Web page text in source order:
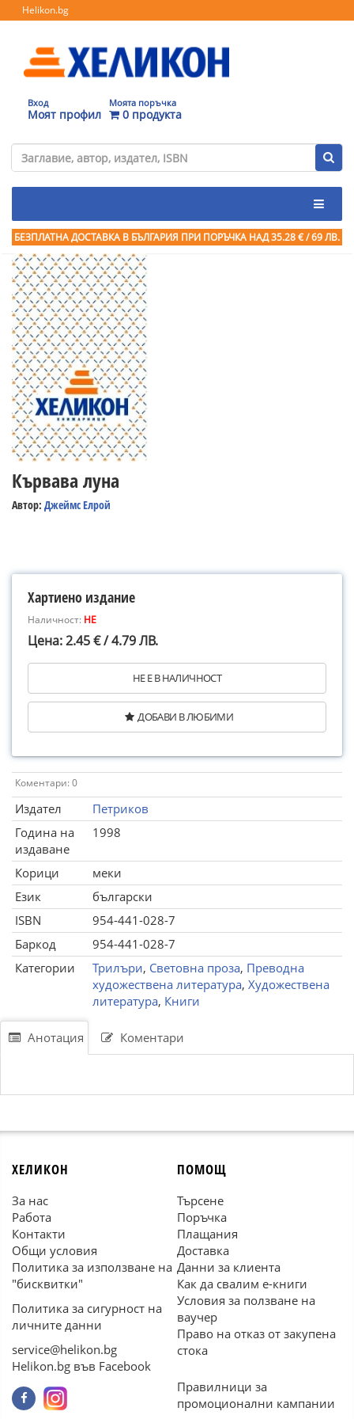
Helikon.bg
Вход
Моят профил
Моята поръчка
0 продукта
БЕЗПЛАТНА ДОСТАВКА В БЪЛГАРИЯ ПРИ ПОРЪЧКА НАД 35.28 € / 69 ЛВ.
Кървава луна
Автор: Джеймс Елрой
Хартиено издание
Наличност: НЕ
Цена: 2.45 € / 4.79 ЛВ.
НЕ Е В НАЛИЧНОСТ
ДОБАВИ В ЛЮБИМИ
Коментари: 0
Издател
Петриков
Година на
издаване
1998
Корици
меки
Език
български
ISBN
954-441-028-7
Баркод
954-441-028-7
Категории
Трилъри, Световна проза, Преводна
художествена литература, Художествена
литература, Книги
Анотация Коментари
ХЕЛИКОН
За нас
Работа
Контакти
Общи условия
Политика за използване на
"бисквитки"
Политика за сигурност на
личните данни
service@helikon.bg
Helikon.bg във Facebook
ПОМОЩ
Търсене
Поръчка
Плащания
Доставка
Данни за клиента
Как да свалим е-книги
Условия за ползване на
ваучер
Право на отказ от закупена
стока
Правилници за
промоционални кампании